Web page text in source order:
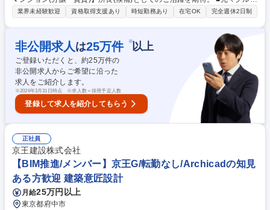
プ企業の戸建等木造施工をメインに担ってきた当社で、2016年より総合
約290名程(内派遣50名程)。現在稼働60現場中ほぼ全てがRC新築マンシ
ョンです。戸建施工で培ったパートナーや住設関連企業とのネットワー
ク・ボリュームディスカウントにより、ローコストかつ高品質建築が強み
となり多くのデベロッパーから引合いが急増。比較的ブルーオーシャンの
10億円規模案件を主戦場に、マンション施工全国トップをめざし、今後も
成長を続けます。 募集職種 現場所長候補/大阪/ベテランも歓迎・入社実績
多数/65歳定年/前職給与保障
業界未経験歓迎 資格取得支援あり 時短勤務あり 在宅OK 完全週休2日制
非公開求人 は25万件 ※以上
ご登録いただくと、約25万件の
非公開求人からご希望に沿った
求人をご紹介します。
※2026年3月31日時点 ※求人数＝採用予定人数
登録して求人を紹介してもらう
正社員
京王建設株式会社
【BIM推進/メンバー】京王G/転勤なし/Archicadの知見
ある方歓迎 建築意匠設計
月給25万円以上
東京都府中市